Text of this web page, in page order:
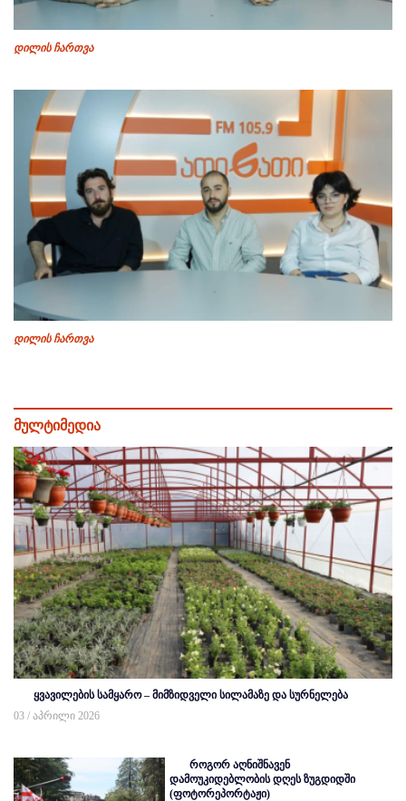
დილის ჩართვა
დილის ჩართვა
მულტიმედია
ყვავილების სამყარო – მიმზიდველი სილამაზე და სურნელება
03 / აპრილი 2026
როგორ აღნიშნავენ
დამოუკიდებლობის დღეს ზუგდიდში
(ფოტორეპორტაჟი)